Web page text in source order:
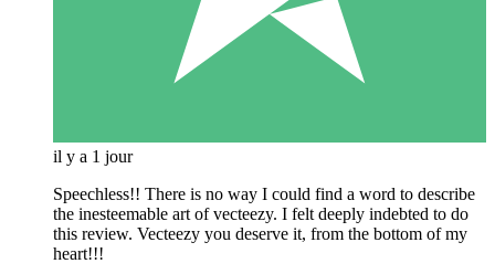
il y a 1 jour
Speechless!! There is no way I could find a word to describe
the inesteemable art of vecteezy. I felt deeply indebted to do
this review. Vecteezy you deserve it, from the bottom of my
heart!!!